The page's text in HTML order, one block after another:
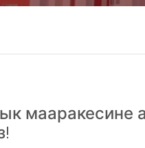
мааракесине